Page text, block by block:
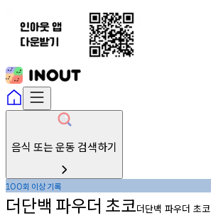
음식 또는 운동 검색하기
100회 이상기록
더단백 파우더 초코더단백 파우더 초코